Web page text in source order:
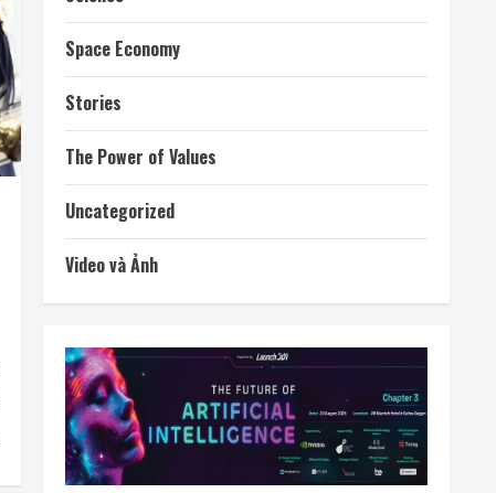
Space Economy
Stories
The Power of Values
Uncategorized
Video và Ảnh